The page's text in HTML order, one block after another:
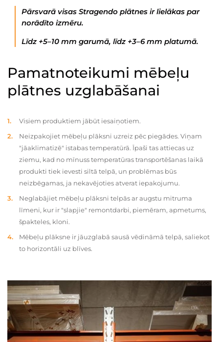
Pārsvarā visas Stragendo plātnes ir lielākas par
norādīto izmēru.
Līdz +5–10 mm garumā, līdz +3–6 mm platumā.
Pamatnoteikumi mēbeļu
plātnes uzglabāšanai
Visiem produktiem jābūt iesaiņotiem.
Neizpakojiet mēbeļu plāksni uzreiz pēc piegādes. Viņam
"jāaklimatizē" istabas temperatūrā. Īpaši tas attiecas uz
ziemu, kad no mīnuss temperatūras transportēšanas laikā
produkti tiek ievesti siltā telpā, un problēmas būs
neizbēgamas, ja nekavējoties atverat iepakojumu.
Neglabājiet mēbeļu plāksni telpās ar augstu mitruma
līmeni, kur ir "slapjie" remontdarbi, piemēram, apmetums,
špakteles, kloni.
Mēbeļu plāksne ir jāuzglabā sausā vēdināmā telpā, saliekot
to horizontāli uz blīves.